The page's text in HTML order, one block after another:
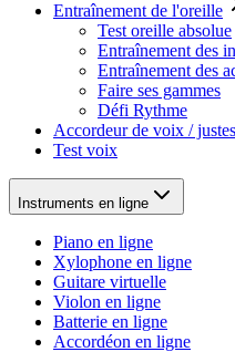
Entraînement de l'oreille
Test oreille absolue
Entraînement des
Entraînement des
Faire ses gammes
Défi Rythme
Accordeur de voix /
Test voix
Instruments en ligne
Piano en ligne
Xylophone en ligne
Guitare virtuelle
Violon en ligne
Batterie en ligne
Accordéon en ligne